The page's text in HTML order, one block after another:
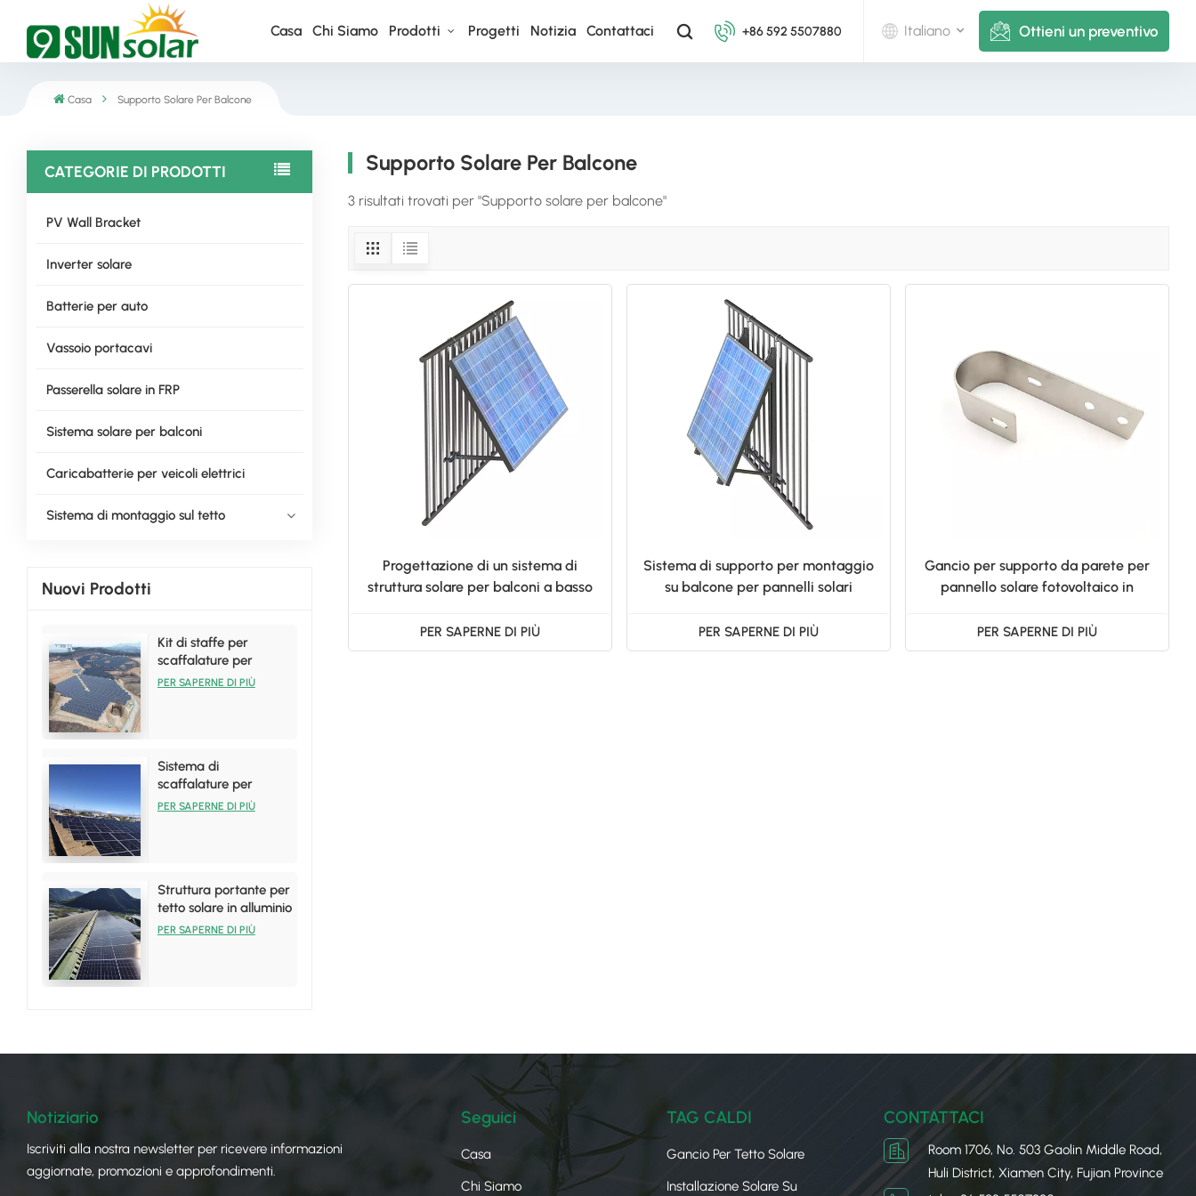
Casa Chi Siamo Prodotti Progetti Notizia Contattaci +86 592 5507880 Italiano Ottieni un preventivo
Casa Supporto Solare Per Balcone
CATEGORIE DI PRODOTTI
PV Wall Bracket
Inverter solare
Batterie per auto
Vassoio portacavi
Passerella solare in FRP
Sistema solare per balconi
Caricabatterie per veicoli elettrici
Sistema di montaggio sul tetto
Nuovi Prodotti
Kit di staffe per
scaffalature per
installazione solare a
PER SAPERNE DI PIÙ
Sistema di
scaffalature per
pannelli solari in
PER SAPERNE DI PIÙ
Struttura portante per
tetto solare in alluminio
per installazioni su
PER SAPERNE DI PIÙ
Supporto Solare Per Balcone
3 risultati trovati per "Supporto solare per balcone"
Progettazione di un sistema di
struttura solare per balconi a basso
PER SAPERNE DI PIÙ
Sistema di supporto per montaggio
su balcone per pannelli solari
PER SAPERNE DI PIÙ
Gancio per supporto da parete per
pannello solare fotovoltaico in
PER SAPERNE DI PIÙ
Notiziario
Iscriviti alla nostra newsletter per ricevere informazioni
aggiornate, promozioni e approfondimenti.
Seguici
Casa
Chi Siamo
TAG CALDI
Gancio Per Tetto Solare
Installazione Solare Su
CONTATTACI
Room 1706, No. 503 Gaolin Middle Road,
Huli District, Xiamen City, Fujian Province